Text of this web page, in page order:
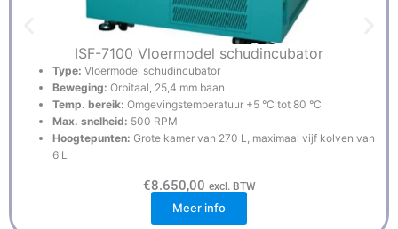
ISF-7100 Vloermodel schudincubator
Type: Vloermodel schudincubator
Beweging: Orbitaal, 25,4 mm baan
Temp. bereik: Omgevingstemperatuur +5 °C tot 80 °C
Max. snelheid: 500 RPM
Hoogtepunten: Grote kamer van 270 L, maximaal vijf kolven van
6 L
€8.650,00 excl. BTW
Meer info